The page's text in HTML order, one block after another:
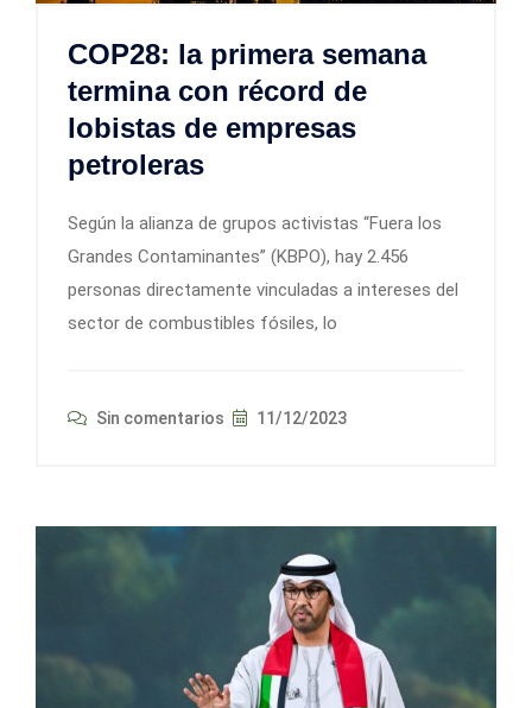
COP28: la primera semana
termina con récord de
lobistas de empresas
petroleras
Según la alianza de grupos activistas “Fuera los
Grandes Contaminantes” (KBPO), hay 2.456
personas directamente vinculadas a intereses del
sector de combustibles fósiles, lo
Sin comentarios 11/12/2023